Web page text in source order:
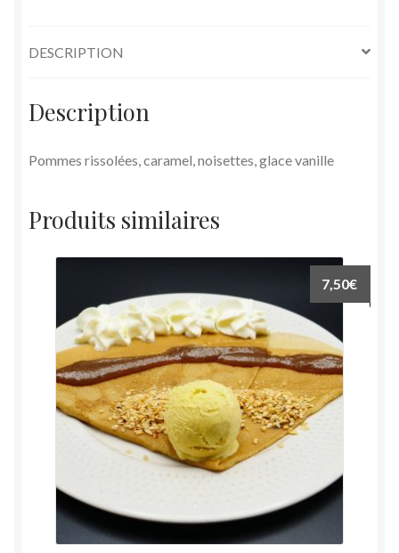
DESCRIPTION
Description
Pommes rissolées, caramel, noisettes, glace vanille
Produits similaires
7,50€